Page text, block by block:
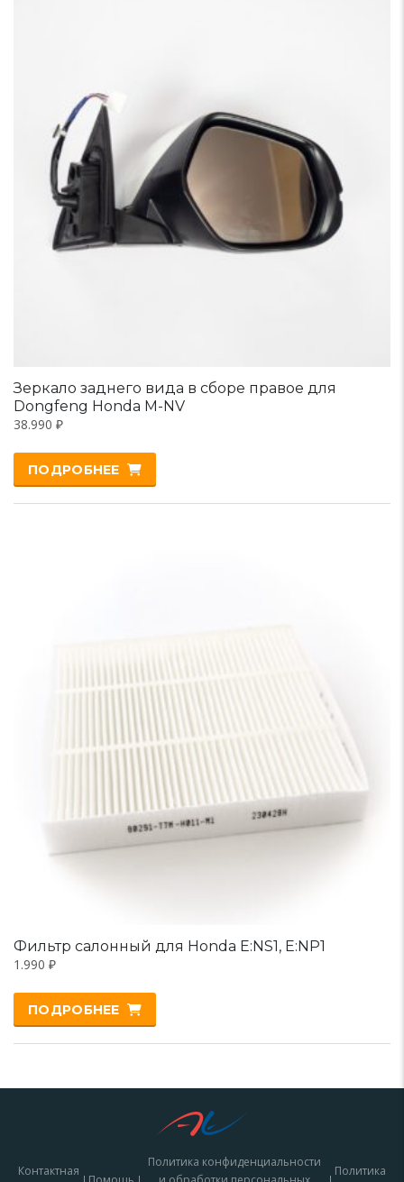
Зеркало заднего вида в сборе правое для
Dongfeng Honda M-NV
38.990 ₽
ПОДРОБНЕЕ
Фильтр салонный для Honda E:NS1, E:NP1
1.990 ₽
ПОДРОБНЕЕ
Контактная
Политика конфиденциальности
Политика